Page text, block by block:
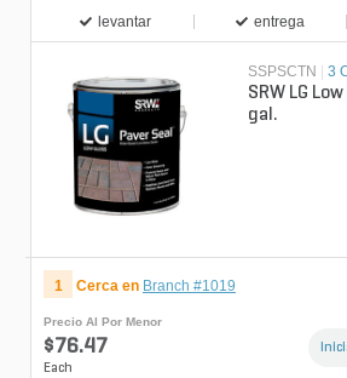
levantar entrega
SSPSCTN 3
SRW LG
gal.
1 Cerca en Branch #1019
Precio Al Por Menor
$76.47
Each